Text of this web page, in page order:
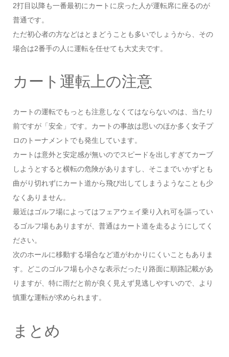
2打目以降も一番最初にカートに戻った人が運転席に座るのが
普通です。
ただ初心者の方などはとまどうことも多いでしょうから、その
場合は2番手の人に運転を任せても大丈夫です。
カート運転上の注意
カートの運転でもっとも注意しなくてはならないのは、当たり
前ですが「安全」です。カートの事故は思いのほか多く女子プ
ロのトーナメントでも発生しています。
カートは意外と安定感が無いのでスピードを出しすぎてカーブ
しようとすると横転の危険がありますし、そこまでいかずとも
曲がり切れずにカート道から飛び出してしまうようなことも少
なくありません。
最近はゴルフ場によってはフェアウェイ乗り入れ可を謳ってい
るゴルフ場もありますが、普通はカート道を走るようにしてく
ださい。
次のホールに移動する場合など道がわかりにくいこともありま
す。どこのゴルフ場も小さな表示だったり路面に順路記載があ
りますが、特に雨だと前が良く見えず見逃しやすいので、より
慎重な運転が求められます。
まとめ